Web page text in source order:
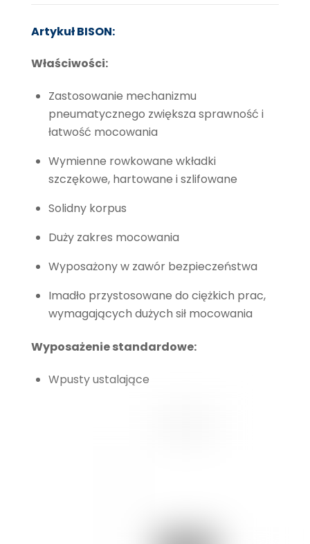
Artykuł BISON:
Właściwości:
Zastosowanie mechanizmu
pneumatycznego zwiększa sprawność i
łatwość mocowania
Wymienne rowkowane wkładki
szczękowe, hartowane i szlifowane
Solidny korpus
Duży zakres mocowania
Wyposażony w zawór bezpieczeństwa
Imadło przystosowane do ciężkich prac,
wymagających dużych sił mocowania
Wyposażenie standardowe:
Wpusty ustalające